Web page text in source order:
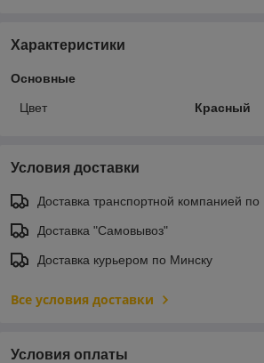
Характеристики
Основные
Цвет Красный
Условия доставки
Доставка транспортной компанией по
Доставка "Самовывоз"
Доставка курьером по Минску
Все условия доставки
Условия оплаты